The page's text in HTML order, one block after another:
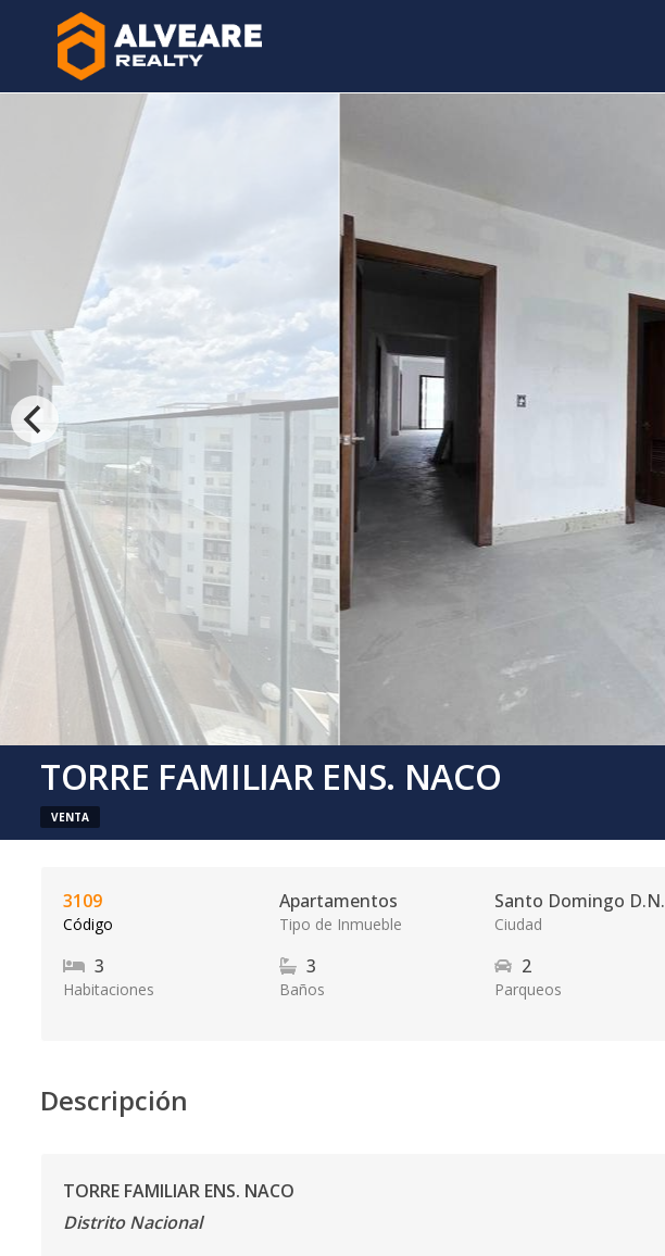
TORRE FAMILIAR ENS. NACO
VENTA
3109
Código
Apartamentos
Tipo de Inmueble
Santo Domingo D.N.
Ciudad
3
Habitaciones
3
Baños
2
Parqueos
Descripción
TORRE FAMILIAR ENS. NACO
Distrito Nacional